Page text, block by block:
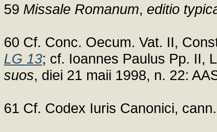
59 Missale Romanum, editio
60 Cf. Conc. Oecum. Vat. II,
LG 13; cf. Ioannes Paulus Pp. II,
suos, diei 21 maii 1998, n. 22:
61 Cf. Codex Iuris Canonici,